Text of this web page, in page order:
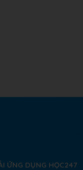
ỨNG DỤNG HỌC247